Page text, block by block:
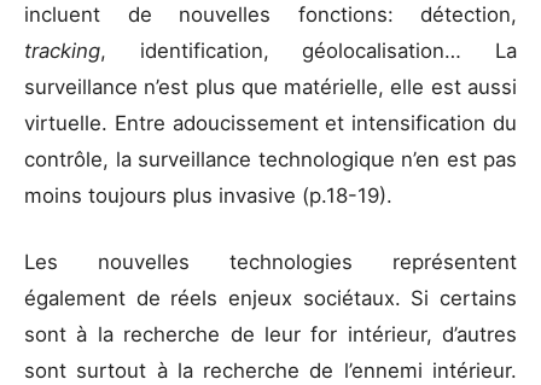
incluent de nouvelles fonctions: détection,
tracking, identification, géolocalisation… La
surveillance n’est plus que matérielle, elle est aussi
virtuelle. Entre adoucissement et intensification du
contrôle, la surveillance technologique n’en est pas
moins toujours plus invasive (p.18-19).
Les nouvelles technologies représentent
également de réels enjeux sociétaux. Si certains
sont à la recherche de leur for intérieur, d’autres
sont surtout à la recherche de l’ennemi intérieur.